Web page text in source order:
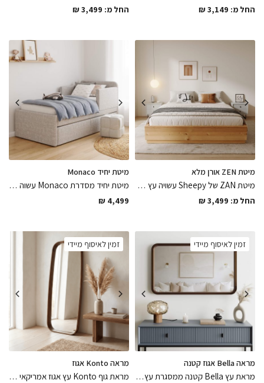
החל מ: ₪ 3,149 החל מ: ₪ 3,499
מיטת ZEN אורן מלא
מיטת ZAN של Sheepy עשויה עץ אורן מלא מלוטש לגימור חלק במיוחד בגימור צבע לכה מים במגוון מידות לבחירה, המיטה שתכניס משב רוח נעים לחלל
החל מ: ₪ 3,499
מיטת יחיד Monaco
מיטת יחיד מסדרת Monaco עשוה בד פוליאסטר בגוון קרם קפה כוללת מעקות פריקים מבד עם מגירה לאחסון בגימורים מושלמים
₪ 4,499
זמין לאיסוף מיידי
מראה Bella אגוז קטנה
מראת עץ Bella קטנה ממסגרת עץ טבעי צבוע בלכה בגימור אגוז אמריקאי מט בגימור מושלם, במגוון גדלים שונים לבחירה
זמין לאיסוף מיידי
מראה Konto אגוז
מראת גוף Konto עץ אגוז אמריקאי ממסגרת דקה וצבועה בלכה מט בתנור במגוון מידות לבחירה